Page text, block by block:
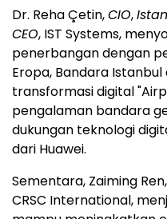
Dr. Reha Çetin,CIO,
CEO, IST Systems,
penerbangan dengan
Eropa, Bandara
transformasi digital
pengalaman bandara
dukungan teknologi
dari Huawei.
Sementara, Zaiming
CRSC International,